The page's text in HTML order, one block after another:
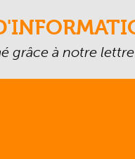
grâce à notre